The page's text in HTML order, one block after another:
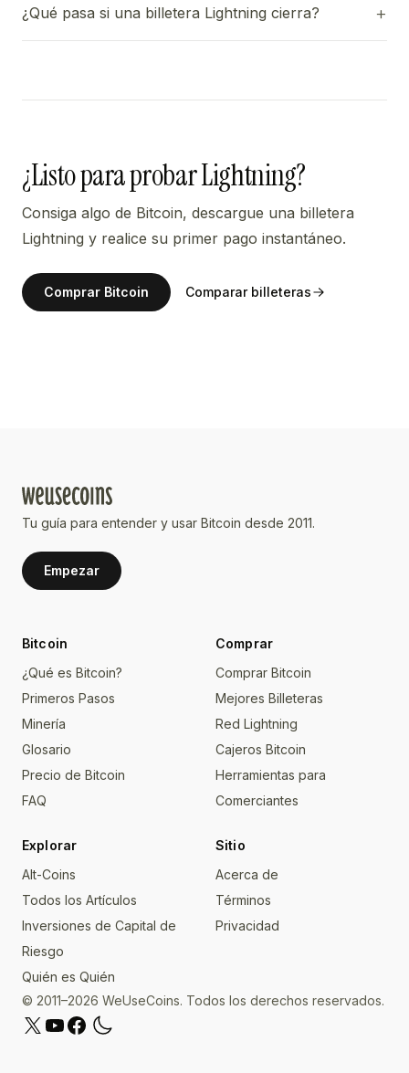
¿Qué pasa si una billetera Lightning cierra?
¿Listo para probar Lightning?
Consiga algo de Bitcoin, descargue una billetera
Lightning y realice su primer pago instantáneo.
Comprar Bitcoin Comparar billeteras
Tu guía para entender y usar Bitcoin desde 2011.
Empezar
Bitcoin
¿Qué es Bitcoin?
Primeros Pasos
Minería
Glosario
Precio de Bitcoin
FAQ
Comprar
Comprar Bitcoin
Mejores Billeteras
Red Lightning
Cajeros Bitcoin
Herramientas para
Comerciantes
Explorar
Alt-Coins
Todos los Artículos
Inversiones de Capital de
Riesgo
Quién es Quién
Sitio
Acerca de
Términos
Privacidad
© 2011–2026 WeUseCoins. Todos los derechos reservados.